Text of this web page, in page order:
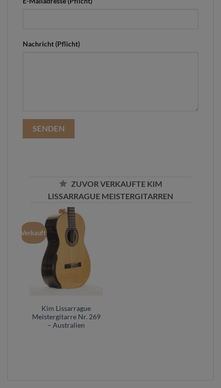
Nachricht (Pflicht)
ZUVOR VERKAUFTE KIM
LISSARRAGUE MEISTERGITARREN
Verkauft
Kim Lissarrague
Meistergitarre Nr. 269
– Australien